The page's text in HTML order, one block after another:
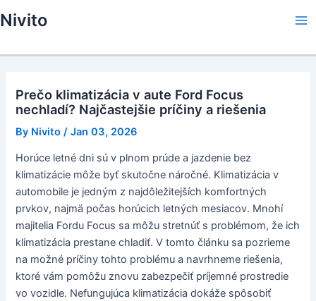
to
Nivito
Prečo klimatizácia v aute Ford Focus
nechladí? Najčastejšie príčiny a riešenia
By Nivito /Jan 03, 2026
Horúce letné dni sú v plnom prúde a jazdenie bez
klimatizácie môže byť skutočne náročné. Klimatizácia v
automobile je jedným z najdôležitejších komfortných
prvkov, najmä počas horúcich letných mesiacov. Mnohí
majitelia Fordu Focus sa môžu stretnúť s problémom, že ich
klimatizácia prestane chladiť. V tomto článku sa pozrieme
na možné príčiny tohto problému a navrhneme riešenia,
ktoré vám pomôžu znovu zabezpečiť príjemné prostredie
vo vozidle. Nefungujúca klimatizácia dokáže spôsobiť